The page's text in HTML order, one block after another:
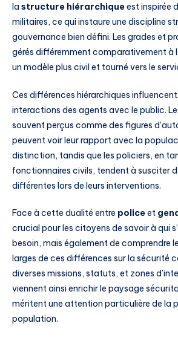
la structure hiérarchiqueest inspirée
militaires, ce qui instaure une discipline
gouvernance bien défini. Les grades et
gérés différemment comparativement à
un modèle plus civil et tourné vers le
Ces différences hiérarchiques
interactions des agents avec le public.
souvent perçus comme des figures
peuvent voir leur rapport avec la
distinction, tandis que les policiers, en
fonctionnaires civils, tendent à susciter
différentes lors de leurs interventions.
Face à cette dualité entre policeet
crucial pour les citoyens de savoir à qui
besoin, mais également de comprendre
larges de ces différences sur la sécurité
diverses missions, statuts, et zones
viennent ainsi enrichir le paysage
méritent une attention particulière de la
population.